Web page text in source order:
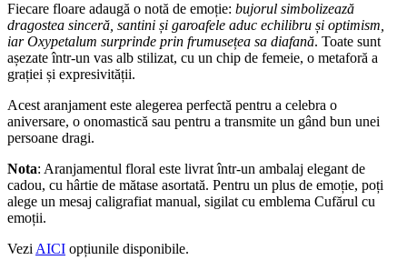
Fiecare floare adaugă o notă de emoție: bujorul simbolizează
dragostea sinceră, santini și garoafele aduc echilibru și optimism,
iar Oxypetalum surprinde prin frumusețea sa diafană. Toate sunt
așezate într-un vas alb stilizat, cu un chip de femeie, o metaforă a
grației și expresivității.
Acest aranjament este alegerea perfectă pentru a celebra o
aniversare, o onomastică sau pentru a transmite un gând bun unei
persoane dragi.
Nota: Aranjamentul floral este livrat într-un ambalaj elegant de
cadou, cu hârtie de mătase asortată. Pentru un plus de emoție, poți
alege un mesaj caligrafiat manual, sigilat cu emblema Cufărul cu
emoții.
Vezi AICI opțiunile disponibile.